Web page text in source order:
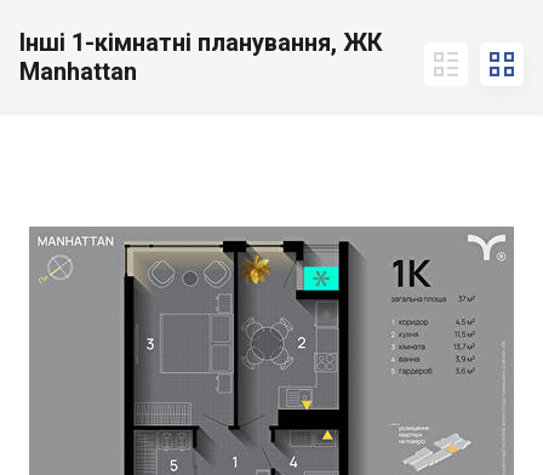
Інші 1-кімнатні планування, ЖК
Manhattan
 